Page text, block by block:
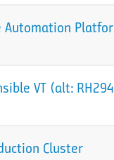
VT (alt:
Cluster